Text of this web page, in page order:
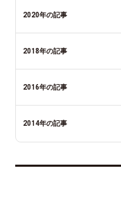
2020年の記事
2018年の記事
2016年の記事
2014年の記事